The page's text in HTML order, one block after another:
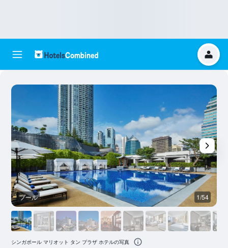
プール 1/54
シンガポール マリオット タン プラザ ホテルの写真